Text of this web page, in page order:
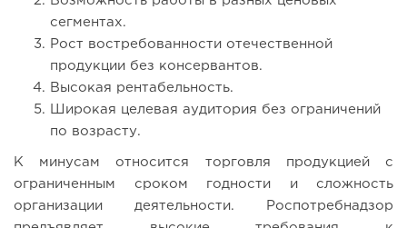
сегментах.
Рост востребованности отечественной
продукции без консервантов.
Высокая рентабельность.
Широкая целевая аудитория без ограничений
по возрасту.
К минусам относится торговля продукцией с
ограниченным сроком годности и сложность
организации деятельности. Роспотребнадзор